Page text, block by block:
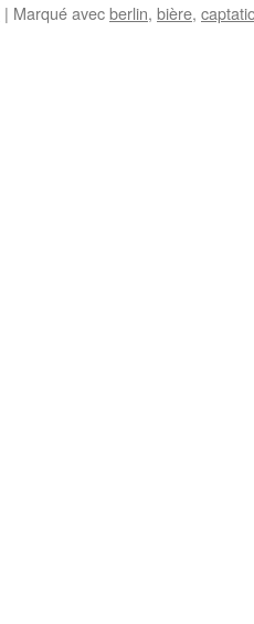
| Marqué avecberlin, bière,